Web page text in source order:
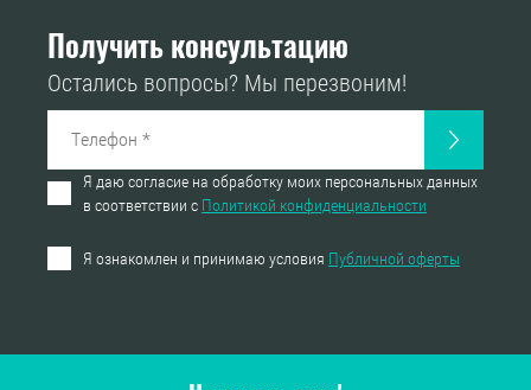
Получить консультацию
Остались вопросы? Мы перезвоним!
Я даю согласие на обработку моих персональных данных
в соответствии с Политикой конфиденциальности
Я ознакомлен и принимаю условия Публичной оферты